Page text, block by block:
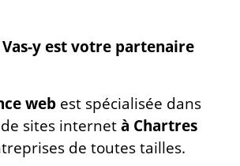
y est votre partenaire
web est spécialisée dans
sites internet à Chartres
de toutes tailles.